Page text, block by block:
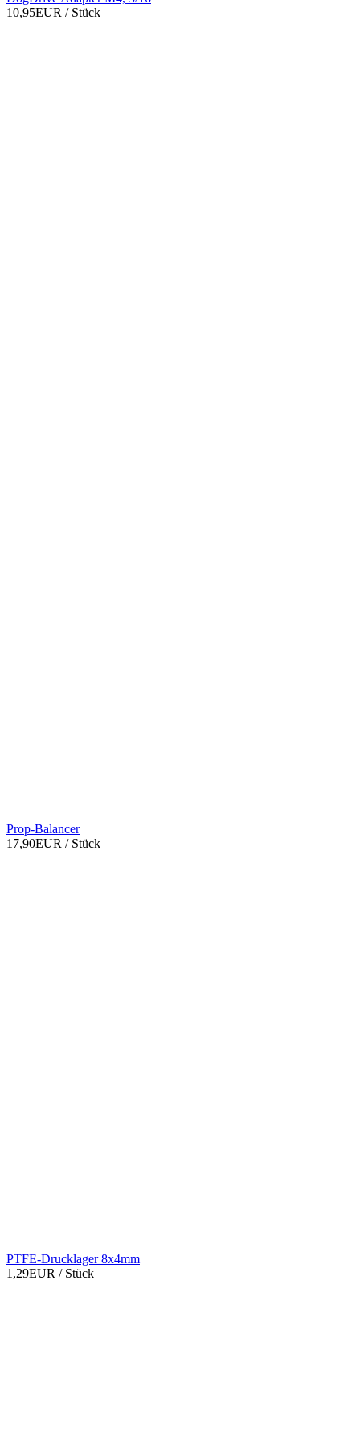
10,95EUR / Stück
Prop-Balancer
17,90EUR / Stück
PTFE-Drucklager 8x4mm
1,29EUR / Stück